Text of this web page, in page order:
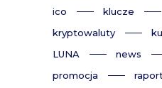
ico
klucze
kryptowaluty
LUNA
news
promocja
raport